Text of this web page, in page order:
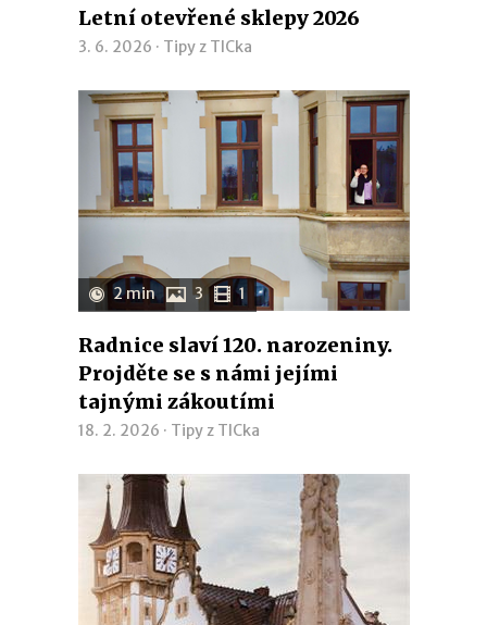
Letní otevřené sklepy 2026
3. 6. 2026 · Tipy z TICka
2 min 3 1
Radnice slaví 120. narozeniny.
Projděte se s námi jejími
tajnými zákoutími
18. 2. 2026 · Tipy z TICka